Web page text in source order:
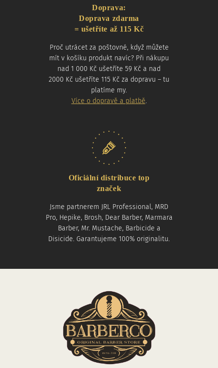
Doprava:
Doprava zdarma
= ušetříte až 115 Kč
Proč utrácet za poštovné, když můžete
mít v košíku produkt navíc? Při nákupu
nad 1 000 Kč ušetříte 59 Kč a nad
2000 Kč ušetříte 115 Kč za dopravu – tu
platíme my.
Více o dopravě a platbě.
Oficiální distribuce top
značek
Jsme partnerem JRL Professional, MRD
Pro, Hepike, Brosh, Dear Barber, Marmara
Barber, Mr. Mustache, Barbicide a
Disicide. Garantujeme 100% originalitu.